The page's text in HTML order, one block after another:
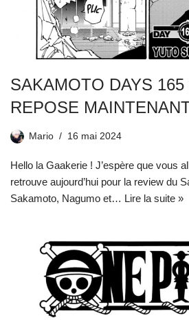
SAKAMOTO DAYS
REPOSE
Mario 16 mai 2024
Hello la Gaakerie ! J’espère que vous
retrouve aujourd’hui pour la review du
Sakamoto, Nagumo et… Lire la suite »